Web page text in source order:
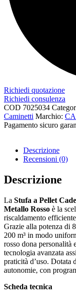
Richiedi quotazione
Richiedi consulenza
COD 7025034
Caminetti Marchio:
Pagamento sicuro
Descrizione
Recensioni (0)
Descrizione
La Stufa a Pellet
Metallo Rosso è la
riscaldamento
Grazie alla potenza di
200 m³ in modo
rosso dona personalità
tecnologia avanzata
praticità d’uso. Dotata
autonomie, con
Scheda tecnica